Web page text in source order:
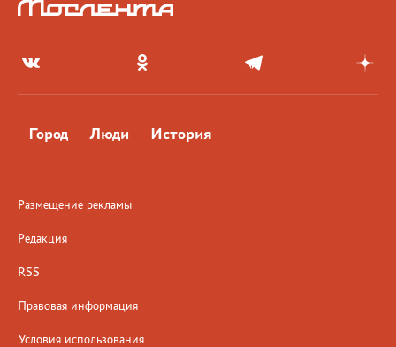
Город Люди История
Размещение рекламы
Редакция
RSS
Правовая информация
Условия использования